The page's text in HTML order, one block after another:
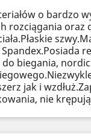
o bardzo
rozciągania oraz
Spandex.Posiada
do biegania,
jak i
nie